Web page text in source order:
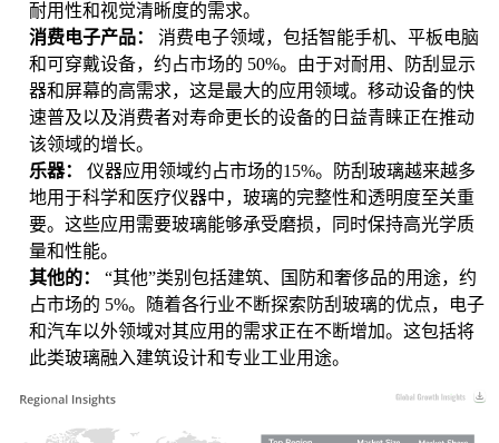
耐用性和视觉清晰度的需求。
消费电子产品： 消费电子领域，包括智能手机、平板电脑
和可穿戴设备，约占市场的 50%。由于对耐用、防刮显示
器和屏幕的高需求，这是最大的应用领域。移动设备的快
速普及以及消费者对寿命更长的设备的日益青睐正在推动
该领域的增长。
乐器： 仪器应用领域约占市场的15%。防刮玻璃越来越多
地用于科学和医疗仪器中，玻璃的完整性和透明度至关重
要。这些应用需要玻璃能够承受磨损，同时保持高光学质
量和性能。
其他的： “其他”类别包括建筑、国防和奢侈品的用途，约
占市场的 5%。随着各行业不断探索防刮玻璃的优点，电子
和汽车以外领域对其应用的需求正在不断增加。这包括将
此类玻璃融入建筑设计和专业工业用途。